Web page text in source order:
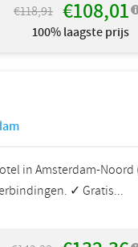
in Amsterdam-Noord
✓ Gratis...
€118,91 €108,01
100% laagste prijs